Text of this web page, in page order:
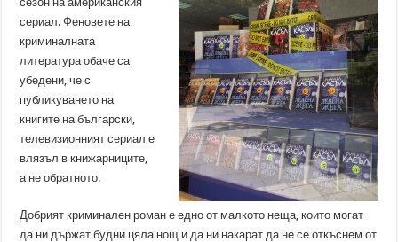
сериал. Феновете на
криминалната
литература обаче са
убедени, че с
публикуването на
книгите на български,
телевизионният сериал е
влязъл в книжарниците,
а не обратното.
Добрият криминален роман е едно от малкото неща, които могат
да ни държат будни цяла нощ и да ни накарат да не се откъснем от